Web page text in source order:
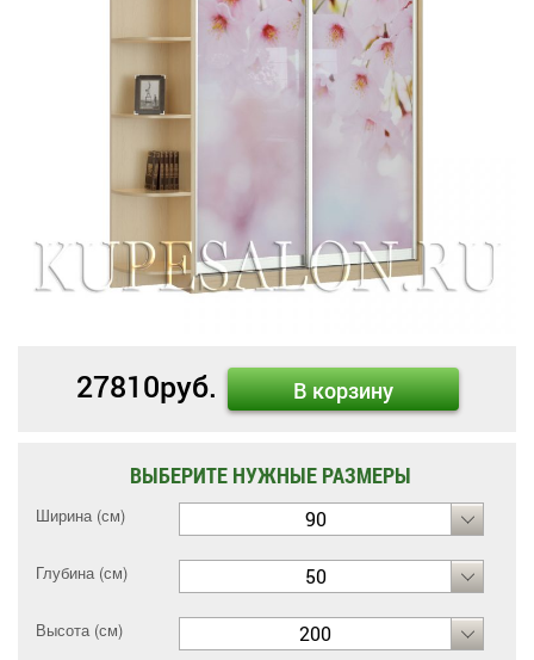
27810руб. В корзину
ВЫБЕРИТЕ НУЖНЫЕ РАЗМЕРЫ
Ширина (см) 90
Глубина (см) 50
Высота (см) 200